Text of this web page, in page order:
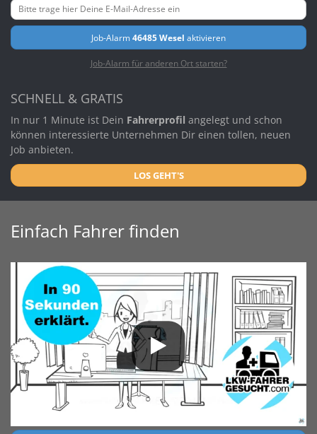
Job-Alarm46485 Wesel aktivieren
Job-Alarm für anderen Ort starten?
SCHNELL & GRATIS
In nur 1 Minute ist Dein Fahrerprofil angelegt und schon
können interessierte Unternehmen Dir einen tollen, neuen
Job anbieten.
LOS GEHT'S
Einfach Fahrer finden